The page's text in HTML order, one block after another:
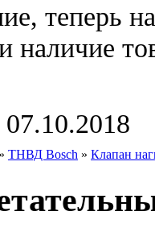
теперь
наличие
07.10.2018
» ТНВД Bosch » Клапан